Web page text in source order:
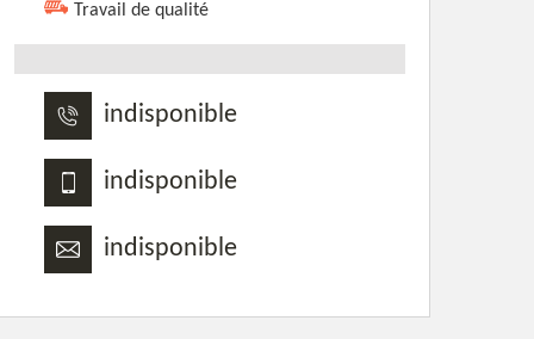
Travail de qualité
indisponible
indisponible
indisponible